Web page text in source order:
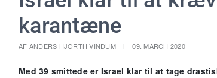
karantæne
AF ANDERS HJORTH VINDUM 09. MARCH 2020
Med 39 smittede er Israel klar til at tage